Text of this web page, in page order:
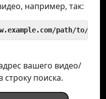
например, так:
path/to/
вашего видео/
строку поиска.